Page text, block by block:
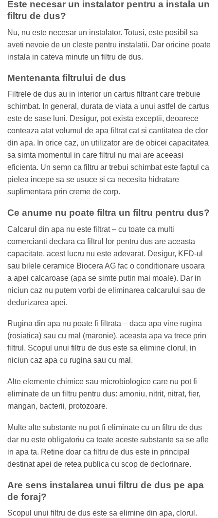
Este necesar un instalator pentru a instala un
filtru de dus?
Nu, nu este necesar un instalator. Totusi, este posibil sa
aveti nevoie de un cleste pentru instalatii. Dar oricine poate
instala in cateva minute un filtru de dus.
Mentenanta filtrului de dus
Filtrele de dus au in interior un cartus filtrant care trebuie
schimbat. In general, durata de viata a unui astfel de cartus
este de sase luni. Desigur, pot exista exceptii, deoarece
conteaza atat volumul de apa filtrat cat si cantitatea de clor
din apa. In orice caz, un utilizator are de obicei capacitatea
sa simta momentul in care filtrul nu mai are aceeasi
eficienta. Un semn ca filtru ar trebui schimbat este faptul ca
pielea incepe sa se usuce si ca necesita hidratare
suplimentara prin creme de corp.
Ce anume nu poate filtra un filtru pentru dus?
Calcarul din apa nu este filtrat – cu toate ca multi
comercianti declara ca filtrul lor pentru dus are aceasta
capacitate, acest lucru nu este adevarat. Desigur, KFD-ul
sau bilele ceramice Biocera AG fac o conditionare usoara
a apei calcaroase (apa se simte putin mai moale). Dar in
niciun caz nu putem vorbi de eliminarea calcarului sau de
dedurizarea apei.
Rugina din apa nu poate fi filtrata – daca apa vine rugina
(rosiatica) sau cu mal (maronie), aceasta apa va trece prin
filtrul. Scopul unui filtru de dus este sa elimine clorul, in
niciun caz apa cu rugina sau cu mal.
Alte elemente chimice sau microbiologice care nu pot fi
eliminate de un filtru pentru dus: amoniu, nitrit, nitrat, fier,
mangan, bacterii, protozoare.
Multe alte substante nu pot fi eliminate cu un filtru de dus
dar nu este obligatoriu ca toate aceste substante sa se afle
in apa ta. Retine doar ca filtru de dus este in principal
destinat apei de retea publica cu scop de declorinare.
Are sens instalarea unui filtru de dus pe apa
de foraj?
Scopul unui filtru de dus este sa elimine din apa, clorul.